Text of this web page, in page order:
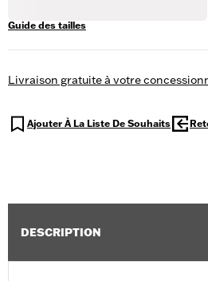
Guide des tailles
Livraison gratuite à votre
Ajouter À La Liste De Souhaits
DESCRIPTION